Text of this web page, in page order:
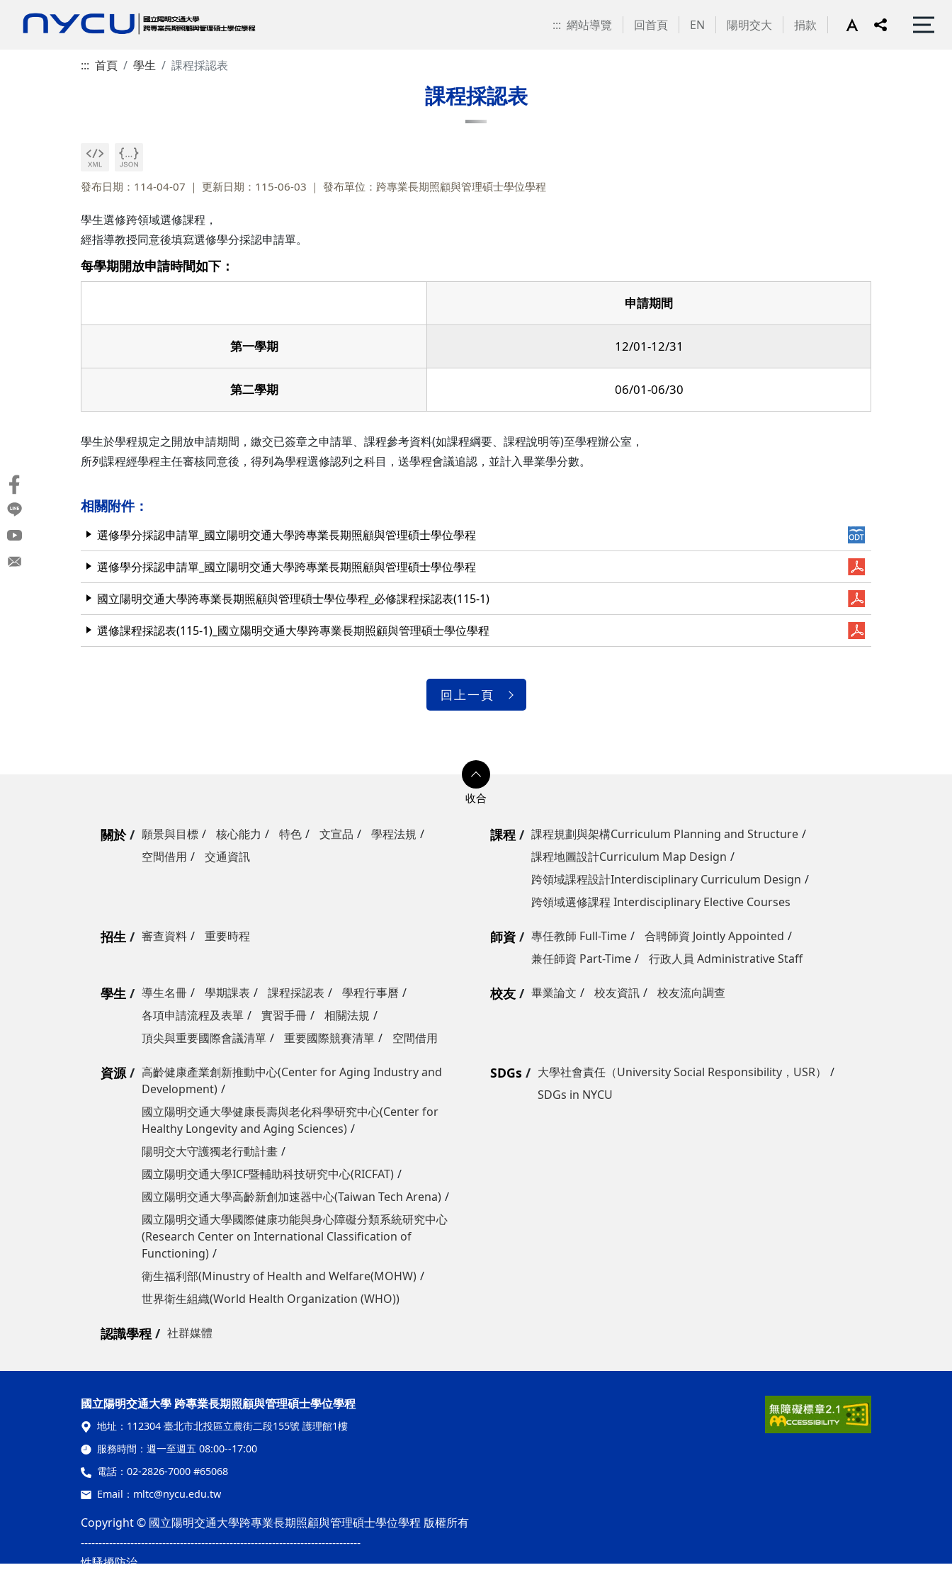
::: 網站導覽 回首頁 EN 陽明交大 捐款
::: 首頁 學生 課程採認表
課程採認表
發布日期：114-04-07 更新日期：115-06-03 發布單位：跨專業長期照顧與管理碩士學位學程
學生選修跨領域選修課程，
經指導教授同意後填寫選修學分採認申請單。
每學期開放申請時間如下：
申請期間
第一學期 12/01-12/31
第二學期 06/01-06/30
學生於學程規定之開放申請期間，繳交已簽章之申請單、課程參考資料(如課程綱要、課程說明等)至學程辦公室，
所列課程經學程主任審核同意後，得列為學程選修認列之科目，送學程會議追認，並計入畢業學分數。
相關附件：
選修學分採認申請單_國立陽明交通大學跨專業長期照顧與管理碩士學位學程
選修學分採認申請單_國立陽明交通大學跨專業長期照顧與管理碩士學位學程
國立陽明交通大學跨專業長期照顧與管理碩士學位學程_必修課程採認表(115-1)
選修課程採認表(115-1)_國立陽明交通大學跨專業長期照顧與管理碩士學位學程
回上一頁
關於 願景與目標 核心能力 特色 文宣品
學程法規
空間借用
交通資訊
課程
課程規劃與架構Curriculum Planning and Structure
課程地圖設計Curriculum Map Design
跨領域課程設計Interdisciplinary Curriculum Design
跨領域選修課程 Interdisciplinary Elective Courses
招生 審查資料 重要時程 師資 專任教師 Full-Time
合聘師資 Jointly Appointed
兼任師資 Part-Time
行政人員 Administrative Staff
學生 導生名冊 學期課表 課程採認表
學程行事曆
各項申請流程及表單
實習手冊
相關法規
頂尖與重要國際會議清單
重要國際競賽清單 空間借用
校友 畢業論文 校友資訊 校友流向調查
資源
高齡健康產業創新推動中心(Center for Aging Industry and
Development)
國立陽明交通大學​​​​​​健康長壽與老化科學研究中心(Center for
Healthy Longevity and Aging Sciences)
陽明交大守護獨老行動計畫
國立陽明交通大學ICF暨輔助科技研究中心(RICFAT)
國立陽明交通大學高齡新創加速器中心(Taiwan Tech Arena)
國立陽明交通大學國際健康功能與身心障礙分類系統研究中心
(Research Center on International Classification of
Functioning)
衛生福利部(Minustry of Health and Welfare(MOHW)
世界衛生組織(World Health Organization (WHO))
SDGs
大學社會責任（University Social Responsibility，USR）
SDGs in NYCU
認識學程 社群媒體
國立陽明交通大學 跨專業長期照顧與管理碩士學位學程
地址： 112304 臺北市北投區立農街二段155號 護理館1樓
服務時間： 週一至週五 08:00--17:00
電話： 02-2826-7000 #65068
Email： mltc@nycu.edu.tw
Copyright © 國立陽明交通大學跨專業長期照顧與管理碩士學位學程 版權所有
-------------------------------------------------------------------------------
性騷擾防治